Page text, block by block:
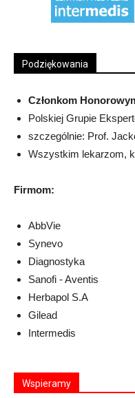
Podziękowania
Członkom
Polskiej Grupie
szczególnie: Prof.
Wszystkim lekarzom,
Firmom:
AbbVie
Synevo
Diagnostyka
Sanofi - Aventis
Herbapol S.A
Gilead
Intermedis
Wspieramy